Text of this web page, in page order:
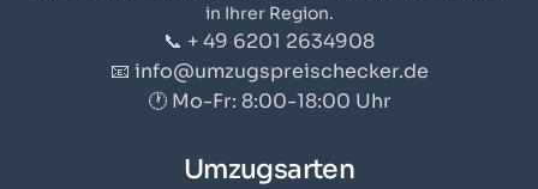
in Ihrer Region.
📞 + 49 6201 2634908
📧 info@umzugspreischecker.de
🕐 Mo-Fr: 8:00-18:00 Uhr
Umzugsarten